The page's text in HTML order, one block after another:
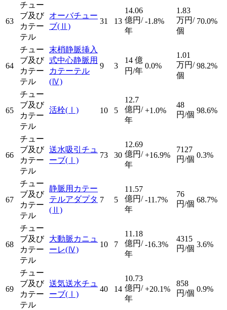
63
チュー
ブ及び
カテー
テル
オーバチュー
ブ(Ⅱ)
31 13
14.06
億円/
年
-1.8%
1.83
万円/
個
70.0%
64
チュー
ブ及び
カテー
テル
末梢静脈挿入
式中心静脈用
カテーテル
(Ⅳ)
9 3
14 億
円/年
0.0%
1.01
万円/
個
98.2%
65
チュー
ブ及び
カテー
テル
活栓(Ⅰ) 10 5
12.7
億円/
年
+1.0%
48
円/個 98.6%
66
チュー
ブ及び
カテー
テル
送水吸引チュ
ーブ(Ⅰ)
73 30
12.69
億円/
年
+16.9%
7127
円/個 0.3%
67
チュー
ブ及び
カテー
テル
静脈用カテー
テルアダプタ
(Ⅱ)
7 5
11.57
億円/
年
-11.7%
76
円/個 68.7%
68
チュー
ブ及び
カテー
テル
大動脈カニュ
ーレ(Ⅳ)
10 7
11.18
億円/
年
-16.3%
4315
円/個 3.6%
69
チュー
ブ及び
カテー
テル
送気送水チュ
ーブ(Ⅰ)
40 14
10.73
億円/
年
+20.1%
858
円/個 0.9%